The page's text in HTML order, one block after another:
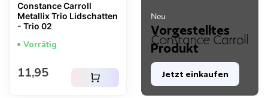
Neu
Vorgestelltes
Produkt
Jetzt einkaufen
Constance Carroll
Metallix Trio Lidschatten
- Trio 02
Vorrätig
Regulärer Preis
11,95 shopping_cart